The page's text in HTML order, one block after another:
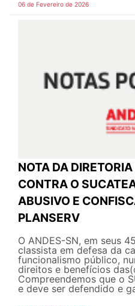
06 de Fevereiro de 2026
NOTA DA
CONTRA O
ABUSIVO E
PLANSERV
O ANDES-SN, em seus
classista em defesa da
funcionalismo público,
direitos e benefícios
Compreendemos que o
e deve ser defendido e